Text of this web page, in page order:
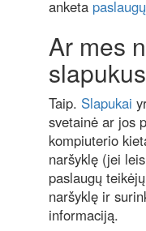
anketa
Ar mes
Taip. Slapukai
svetainė ar jos
kompiuterio
naršyklę (jei
paslaugų
naršyklę ir
informaciją.